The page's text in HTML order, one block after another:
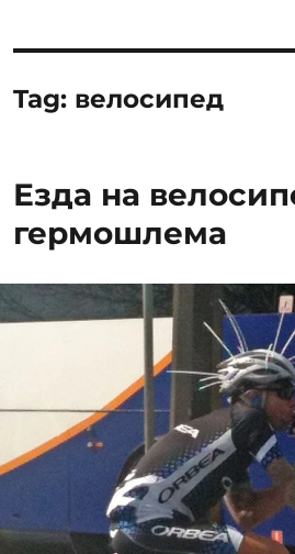
Tag: велосипед
Езда на
гермошлема